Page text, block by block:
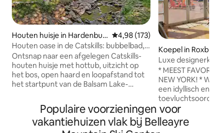
Houten huisje in Hardenbur
gh
Gemiddelde beoordeling van
4,98 (173)
Houten oase in de Catskills: bubbelbad,
wandelen, beek, ontspannen
Ontsnap naar een afgelegen Catskills-
houten huisje met hottub, uitzicht op
het bos, open haard en loopafstand tot
het startpunt van de Balsam Lake-
onder de sterren, geniet van koffie op
het terras naast een kabbelend beekje
en kom tot rust bij de historische open
haard uit 1920. Slechts 10 minuten naar
Koepel in Roxbury
Luxe
Catskills
* MEEST
NEW YORK! *
een idyllisch en
toevluchtsoord
genesteld op vijf
vanuit elke kamer
adembenemend
Populaire voorzieningen voor
vakantiehuizen vlak bij Belleayre